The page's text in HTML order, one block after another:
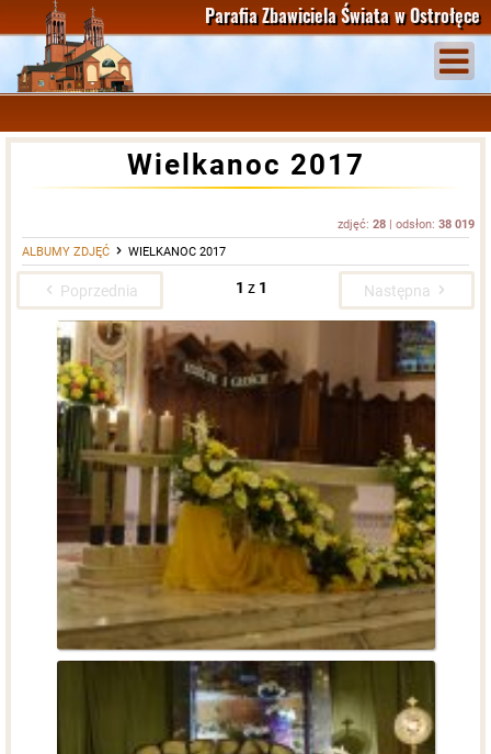
Parafia Zbawiciela Świata w Ostrołęce
Wielkanoc 2017
zdjęć: 28 | odsłon: 38 019
ALBUMY ZDJĘĆ
WIELKANOC 2017
Poprzednia 1 z 1 Następna